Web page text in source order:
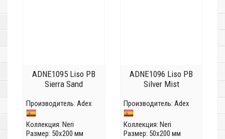
ADNE1095 Liso PB
Sierra Sand
Производитель: Adex
Коллекция: Neri
Размер: 50x200 мм
ADNE1096 Liso PB
Silver Mist
Производитель: Adex
Коллекция: Neri
Размер: 50x200 мм